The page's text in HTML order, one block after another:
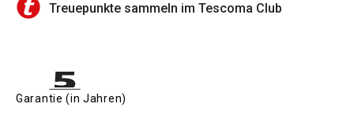
Treuepunkte sammeln im Tescoma Club
Garantie (in Jahren)